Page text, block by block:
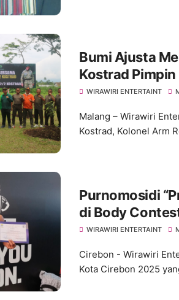
Bumi Ajusta
Kostrad
WIRAWIRI ENTERTAINT
Malang – Wirawiri
Kostrad, Kolonel Arm
Purnomosidi
di Body
2025
WIRAWIRI ENTERTAINT
Cirebon - Wirawiri
Kota Cirebon 2025